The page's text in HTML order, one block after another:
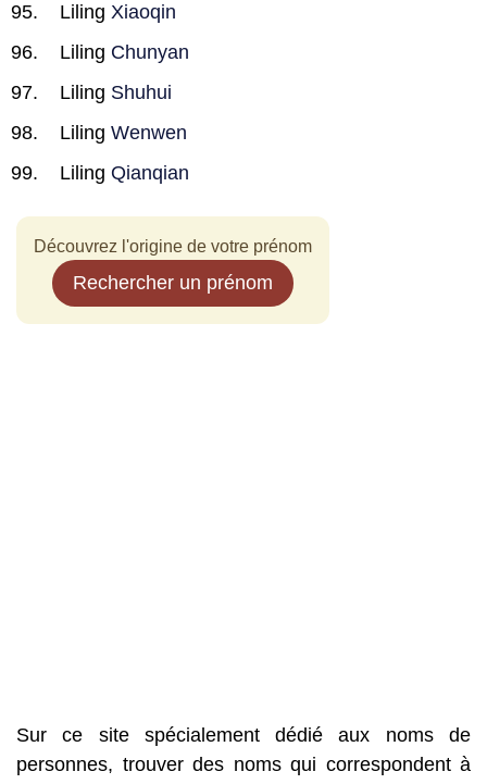
Liling Xiaoqin
Liling Chunyan
Liling Shuhui
Liling Wenwen
Liling Qianqian
Découvrez l'origine de votre prénom
Rechercher un prénom
Sur ce site spécialement dédié aux noms de
personnes, trouver des noms qui correspondent à